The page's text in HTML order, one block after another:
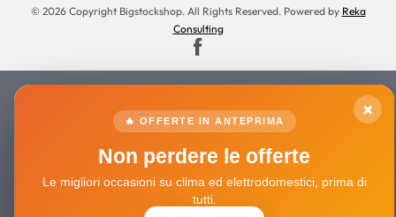
© 2026 Copyright Bigstockshop. All Rights Reserved. Powered by Reka
Consulting
×
🔥 OFFERTE IN ANTEPRIMA
Non perdere le offerte
Le migliori occasioni su clima ed elettrodomestici, prima di
tutti.